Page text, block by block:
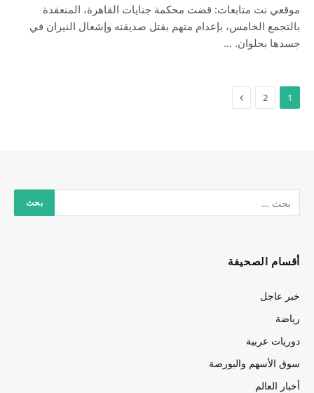
موقعي نت متابعات: قضت محكمة جنايات القاهرة، المنعقدة
بالتجمع الخامس، بإعدام متهم بقتل صديقته وإشعال النيران في
جسدها بحلوان. …
1
2
أقسام الصحيفة
خبر عاجل
رياضة
دوريات عربية
سوق الأسهم والبورصة
أخبار العالم